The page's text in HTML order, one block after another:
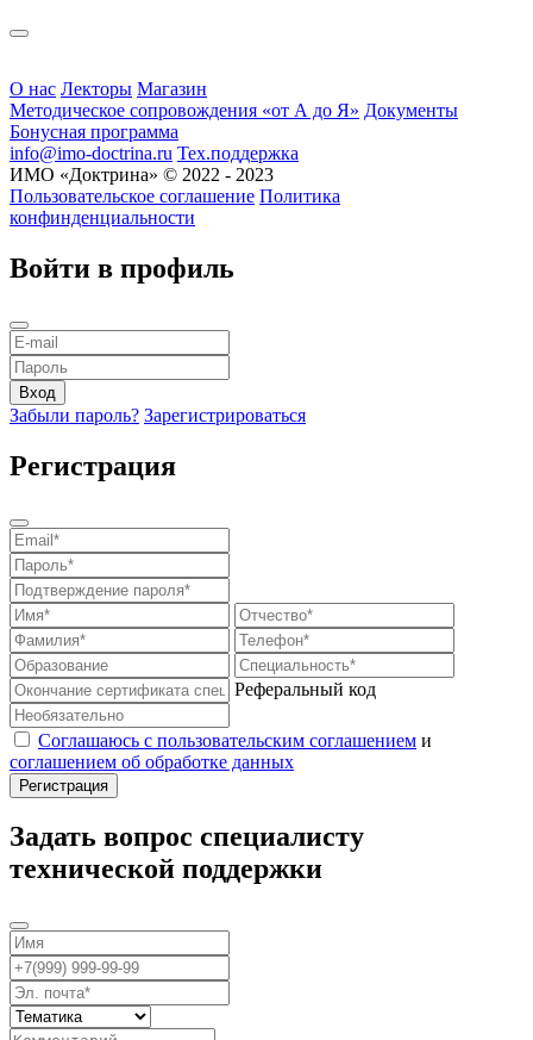
О нас Лекторы Магазин
Методическое сопровождения «от А до Я» Документы
Бонусная программа
info@imo-doctrina.ru Тех.поддержка
ИМО «Доктрина» © 2022 - 2023
Пользовательское соглашение Политика
конфинденциальности
Войти в профиль
Забыли пароль? Зарегистрироваться
Регистрация
Реферальный код
Соглашаюсь с пользовательским соглашением и
соглашением об обработке данных
Задать вопрос специалисту
технической поддержки